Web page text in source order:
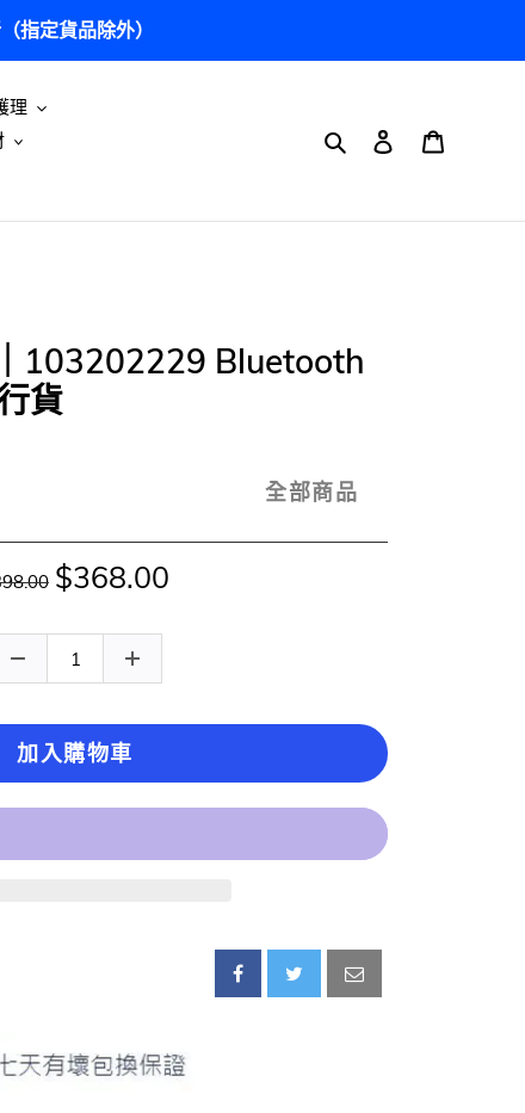
指定貨品除外）
理
搜尋 登入
103202229 Bluetooth
貨
全部商品
$368.00
加入購物車